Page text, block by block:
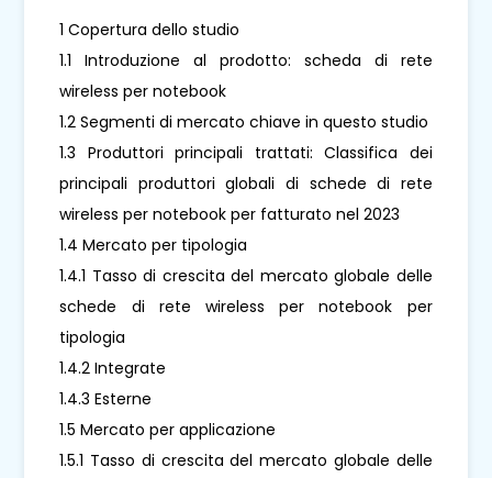
1 Copertura dello studio
1.1 Introduzione al prodotto: scheda di rete
wireless per notebook
1.2 Segmenti di mercato chiave in questo studio
1.3 Produttori principali trattati: Classifica dei
principali produttori globali di schede di rete
wireless per notebook per fatturato nel 2023
1.4 Mercato per tipologia
1.4.1 Tasso di crescita del mercato globale delle
schede di rete wireless per notebook per
tipologia
1.4.2 Integrate
1.4.3 Esterne
1.5 Mercato per applicazione
1.5.1 Tasso di crescita del mercato globale delle